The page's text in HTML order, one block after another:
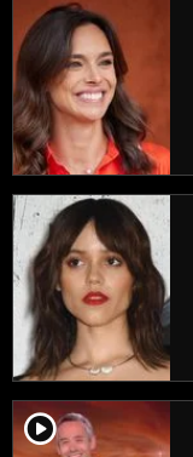
player2